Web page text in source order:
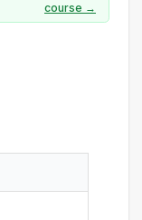
course →